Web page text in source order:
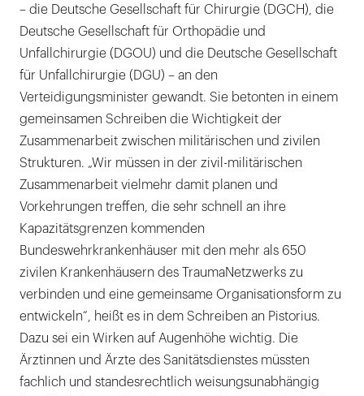
– die Deutsche Gesellschaft für Chirurgie (DGCH), die
Deutsche Gesellschaft für Orthopädie und
Unfallchirurgie (DGOU) und die Deutsche Gesellschaft
für Unfallchirurgie (DGU) – an den
Verteidigungsminister gewandt. Sie betonten in einem
gemeinsamen Schreiben die Wichtigkeit der
Zusammenarbeit zwischen militärischen und zivilen
Strukturen. „Wir müssen in der zivil-militärischen
Zusammenarbeit vielmehr damit planen und
Vorkehrungen treffen, die sehr schnell an ihre
Kapazitätsgrenzen kommenden
Bundeswehrkrankenhäuser mit den mehr als 650
zivilen Krankenhäusern des TraumaNetzwerks zu
verbinden und eine gemeinsame Organisationsform zu
entwickeln“, heißt es in dem Schreiben an Pistorius.
Dazu sei ein Wirken auf Augenhöhe wichtig. Die
Ärztinnen und Ärzte des Sanitätsdienstes müssten
fachlich und standesrechtlich weisungsunabhängig